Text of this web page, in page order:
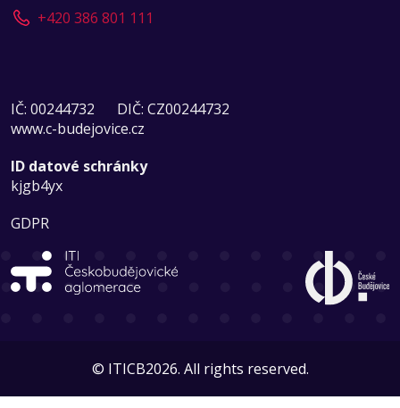
+420 386 801 111
IČ: 00244732
DIČ: CZ00244732
www.c-budejovice.cz
ID datové schránky
kjgb4yx
GDPR
© ITICB2026. All rights reserved.